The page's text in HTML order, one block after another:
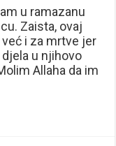
u ramazanu
Zaista, ovaj
i za mrtve jer
u njihovo
Allaha da im